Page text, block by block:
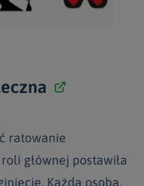
ratowanie
głównej postawiła
Każda osoba,